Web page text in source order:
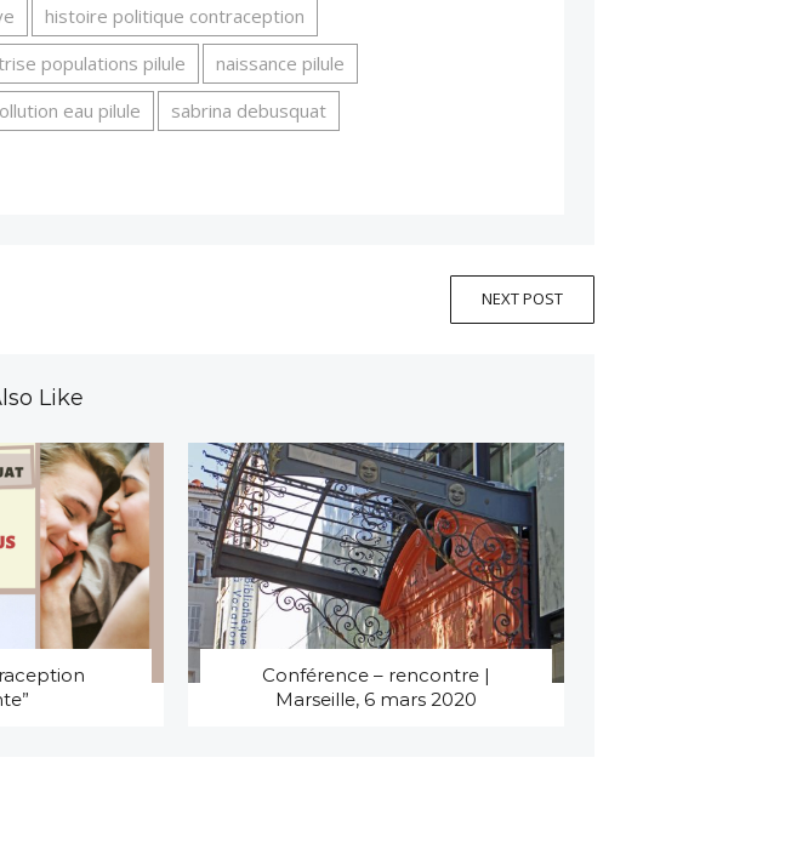
histoire politique contraception
populations pilule
naissance pilule
eau pilule sabrina debusquat
NEXT POST
Like
Conférence – rencontre |
Marseille, 6 mars 2020